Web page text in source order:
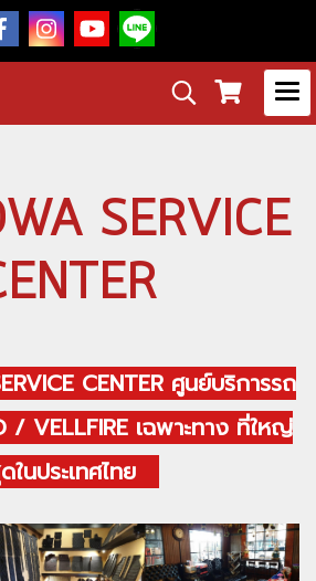
SERVICE
CENTER ศูนย์บริการรถ
/ VELLFIRE เฉพาะทาง ที่ใหญ่
ในประเทศไทย